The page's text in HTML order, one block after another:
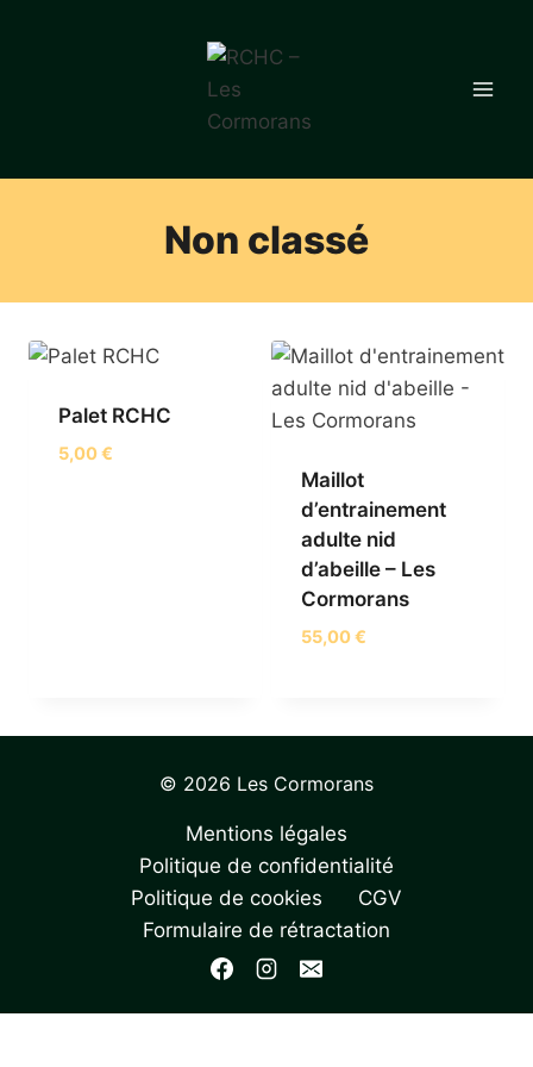
Non classé
Palet RCHC
5,00€
Maillot
d’entrainement
adulte nid
d’abeille – Les
Cormorans
55,00€
© 2026 Les Cormorans
Mentions légales
Politique de confidentialité
Politique de cookies
CGV
Formulaire de rétractation